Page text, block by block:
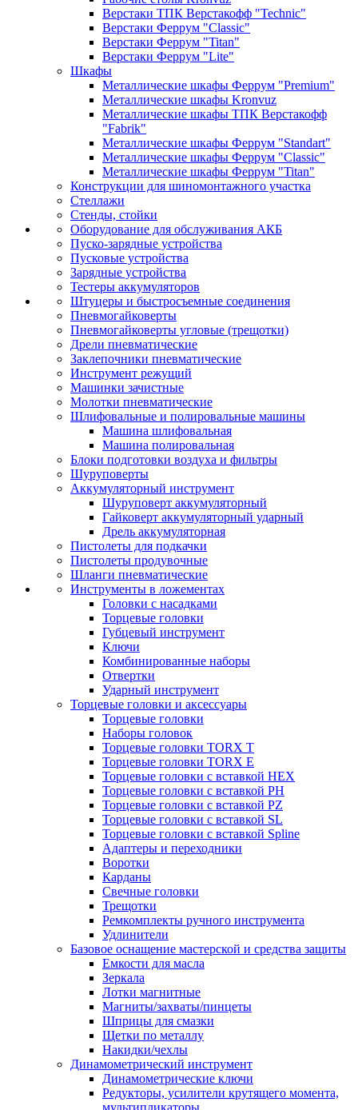
Верстаки ТПК Верстакофф "Technic"
Верстаки Феррум "Classic"
Верстаки Феррум "Titan"
Верстаки Феррум "Lite"
Шкафы
Металлические шкафы Феррум "Premium"
Металлические шкафы Kronvuz
Металлические шкафы ТПК Верстакофф
"Fabrik"
Металлические шкафы Феррум "Standart"
Металлические шкафы Феррум "Classic"
Металлические шкафы Феррум "Titan"
Конструкции для шиномонтажного участка
Стеллажи
Стенды, стойки
Оборудование для обслуживания АКБ
Пуско-зарядные устройства
Пусковые устройства
Зарядные устройства
Тестеры аккумуляторов
Штуцеры и быстросъемные соединения
Пневмогайковерты
Пневмогайковерты угловые (трещотки)
Дрели пневматические
Заклепочники пневматические
Инструмент режущий
Машинки зачистные
Молотки пневматические
Шлифовальные и полировальные машины
Машина шлифовальная
Машина полировальная
Блоки подготовки воздуха и фильтры
Шуруповерты
Аккумуляторный инструмент
Шуруповерт аккумуляторный
Гайковерт аккумуляторный ударный
Дрель аккумуляторная
Пистолеты для подкачки
Пистолеты продувочные
Шланги пневматические
Инструменты в ложементах
Головки с насадками
Торцевые головки
Губцевый инструмент
Ключи
Комбинированные наборы
Отвертки
Ударный инструмент
Торцевые головки и аксессуары
Торцевые головки
Наборы головок
Торцевые головки TORX T
Торцевые головки TORX Е
Торцевые головки с вставкой HEX
Торцевые головки с вставкой PH
Торцевые головки с вставкой PZ
Торцевые головки с вставкой SL
Торцевые головки с вставкой Spline
Адаптеры и переходники
Воротки
Карданы
Свечные головки
Трещотки
Ремкомплекты ручного инструмента
Удлинители
Базовое оснащение мастерской и средства защиты
Емкости для масла
Зеркала
Лотки магнитные
Магниты/захваты/пинцеты
Шприцы для смазки
Щетки по металлу
Накидки/чехлы
Динамометрический инструмент
Динамометрические ключи
Редукторы, усилители крутящего момента,
мультипликаторы